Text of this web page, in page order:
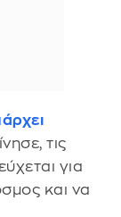
τις
για
και να